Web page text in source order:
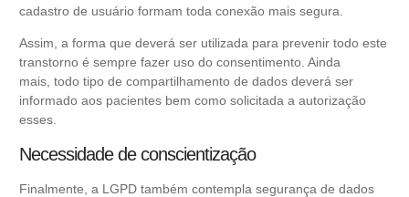
cadastro de usuário formam toda conexão mais segura.
Assim, a forma que deverá ser utilizada para prevenir todo este
transtorno é sempre fazer uso do consentimento. Ainda
mais, todo tipo de compartilhamento de dados deverá ser
informado aos pacientes bem como solicitada a autorização
esses.
Necessidade de conscientização
Finalmente , a LGPD também contempla segurança de dados